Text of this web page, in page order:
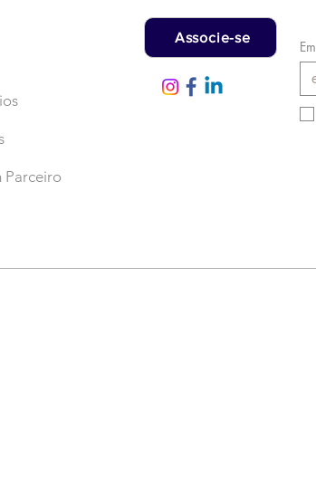
Parceiro
Associe-se